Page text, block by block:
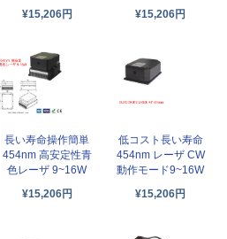
¥15,206円
¥15,206円
長い寿命操作簡単
454nm 高安定性青
色レーザ 9~16W
¥15,206円
低コスト長い寿命
454nm レーザ CW
動作モード9~16W
¥15,206円